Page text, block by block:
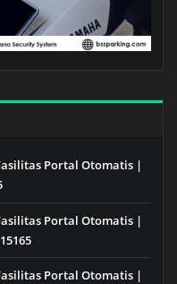
Portal Otomatis |
Portal Otomatis |
Portal Otomatis |